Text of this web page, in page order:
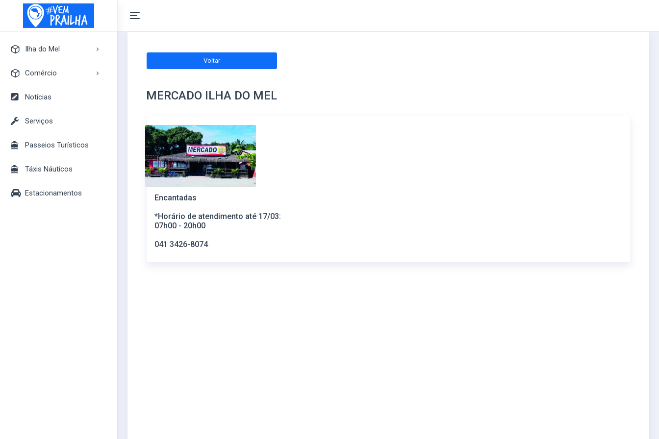
Ilha do Mel
A Ilha do Mel
Comércio
Pousadas
Casas
Mercados
Notícias
Serviços
Passeios Turísticos
Táxis Náuticos
Estacionamentos
Voltar
MERCADO ILHA DO MEL
Encantadas
*Horário de atendimento até 17/03:
07h00 - 20h00
041 3426-8074